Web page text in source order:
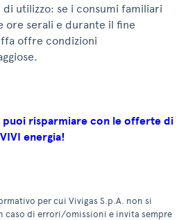
utilizzo: se i consumi familiari
ore serali e durante il fine
offre condizioni
risparmiare con le offerte di
VIVI energia!
per cui Vivigas S.p.A. non si
caso di errori/omissioni e invita sempre